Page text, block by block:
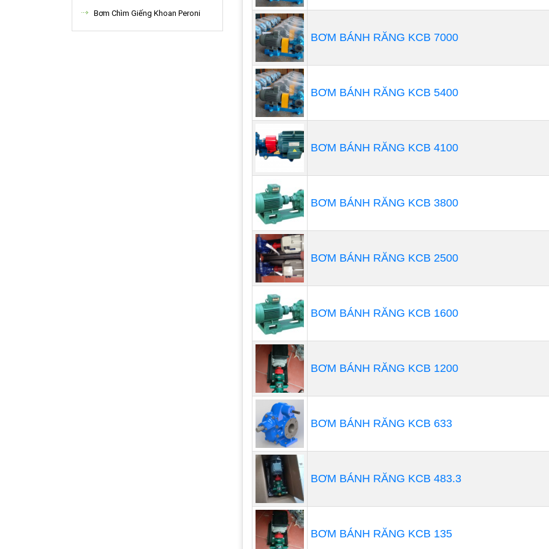
Bơm Chìm Giếng Khoan Peroni Các thiết bị khác đang có tại Nhất Tâm
Máy thổi khí
Máy thổi khí công nghiệp
không khí trong các ứng dụng công nghiệp, xử lý nước thải,
Máy thổi khí tạo ra luồng khí mạnh để đáp ứng nhu cầu sử
năng điều chỉnh dễ dàng.
Máy bơm thực phẩm
Máybơm thực phẩmlà thiết bị đặc biệt được thiết kế để đáp
BƠM BÁNH RĂNG KCB 7000
BƠM BÁNH RĂNG KCB 5400
BƠM BÁNH RĂNG KCB 4100
BƠM BÁNH RĂNG KCB 3800
BƠM BÁNH RĂNG KCB 2500
BƠM BÁNH RĂNG KCB 1600
BƠM BÁNH RĂNG KCB 1200
BƠM BÁNH RĂNG KCB 633
BƠM BÁNH RĂNG KCB 483.3
BƠM BÁNH RĂNG KCB 135